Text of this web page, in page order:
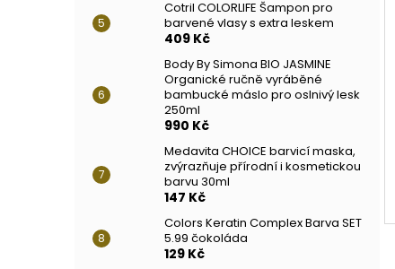
Cotril COLORLIFE Šampon pro
barvené vlasy s extra leskem
409 Kč
Body By Simona BIO JASMINE
Organické ručně vyráběné
bambucké máslo pro oslnivý lesk
250ml
990 Kč
Medavita CHOICE barvicí maska,
zvýrazňuje přírodní i kosmetickou
barvu 30ml
147 Kč
Colors Keratin Complex Barva SET
5.99 čokoláda
129 Kč